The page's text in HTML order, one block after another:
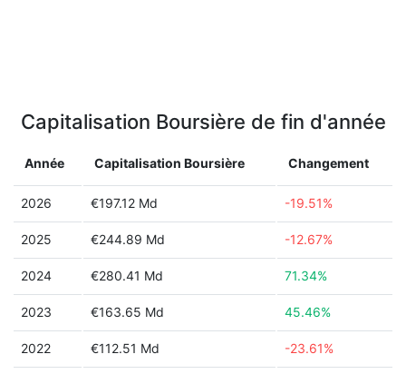
Capitalisation Boursière de fin d'année
Année Capitalisation Boursière Changement
2026 €197.12 Md -19.51%
2025 €244.89 Md -12.67%
2024 €280.41 Md 71.34%
2023 €163.65 Md 45.46%
2022 €112.51 Md -23.61%